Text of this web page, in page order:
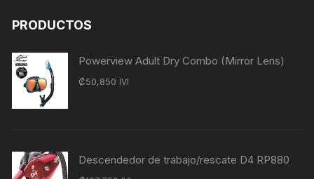
PRODUCTOS
Powerview Adult Dry Combo (Mirror Lens)
₡50,850 IVI
Descendedor de trabajo/rescate D4 RP880